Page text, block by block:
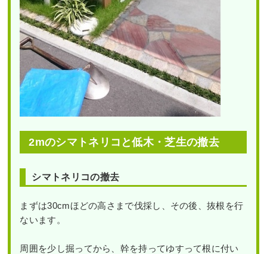
2mのシマトネリコと低木・芝生の撤去
シマトネリコの撤去
まずは30cmほどの高さまで伐採し、その後、抜根を行
ないます。
周囲を少し掘ってから、幹を持ってゆすって根に付い